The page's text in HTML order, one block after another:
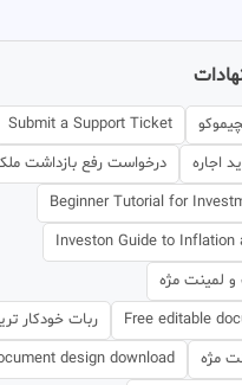
Submit a Support Ticket
اجاره
درخواست رفع بازداشت
Beginner Tutorial for
Investon Guide to Inflation
لمینت مژه
Free editable
ربات خودکار
مژه
design download